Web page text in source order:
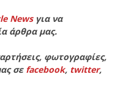
Newsγια να
άρθρα μας.
φωτογραφίες,
σε facebook, twitter,